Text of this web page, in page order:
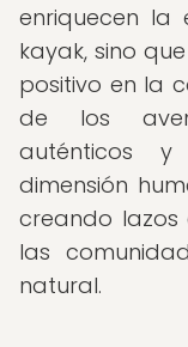
enriquecen la
kayak, sino
positivo en la
de los
auténticos y
dimensión
creando lazos
las
natural.